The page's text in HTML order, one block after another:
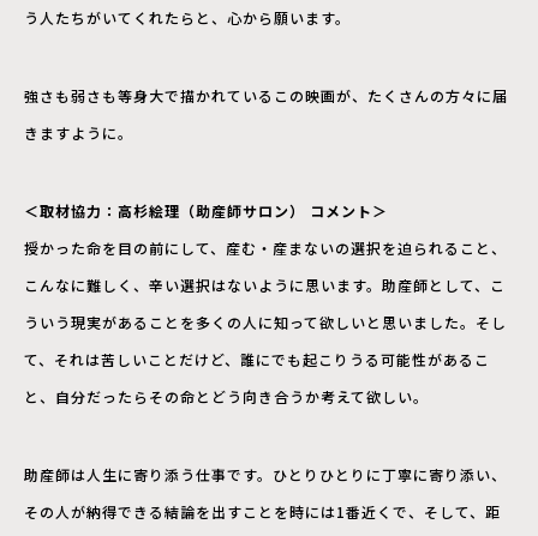
う人たちがいてくれたらと、心から願います。
強さも弱さも等身大で描かれているこの映画が、たくさんの方々に届
きますように。
＜取材協⼒：⾼杉絵理（助産師サロン） コメント＞
授かった命を目の前にして、産む・産まないの選択を迫られること、
こんなに難しく、辛い選択はないように思います。助産師として、こ
ういう現実があることを多くの人に知って欲しいと思いました。そし
て、それは苦しいことだけど、誰にでも起こりうる可能性があるこ
と、自分だったらその命とどう向き合うか考えて欲しい。
助産師は人生に寄り添う仕事です。ひとりひとりに丁寧に寄り添い、
その人が納得できる結論を出すことを時には1番近くで、そして、距